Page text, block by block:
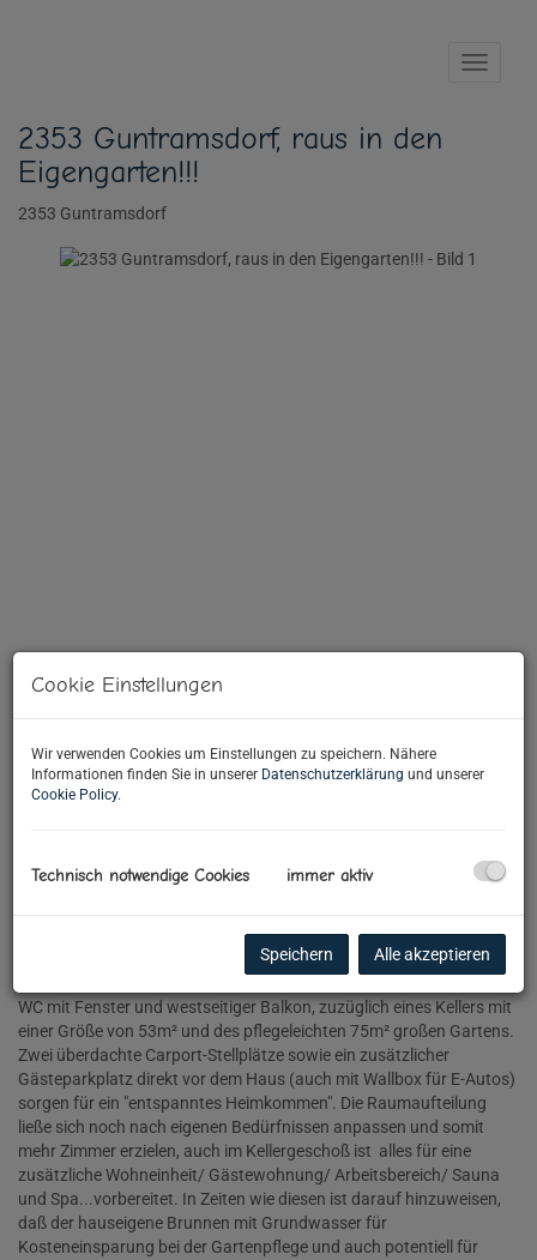
2353 Guntramsdorf, raus in den
Eigengarten!!!
2353 Guntramsdorf
Diese erst 2025 fertiggestellte Doppelhaushälfte befindet sich am
Ende einer Sackgasse nur wenige Gehminuten vom Ortszentrum
Guntramsdorf; das Haus bietet eine Wohnfläche von rund 96m² -
aufgeteilt in EG: Garderobe, Duschbad/ WC mit Fenster, Wohn-Eß-
WC mit Fenster und westseitiger Balkon, zuzüglich eines Kellers mit
einer Größe von 53m² und des pflegeleichten 75m² großen Gartens.
Zwei überdachte Carport-Stellplätze sowie ein zusätzlicher
Gästeparkplatz direkt vor dem Haus (auch mit Wallbox für E-Autos)
sorgen für ein "entspanntes Heimkommen". Die Raumaufteilung
ließe sich noch nach eigenen Bedürfnissen anpassen und somit
mehr Zimmer erzielen, auch im Kellergeschoß ist alles für eine
zusätzliche Wohneinheit/ Gästewohnung/ Arbeitsbereich/ Sauna
und Spa...vorbereitet. In Zeiten wie diesen ist darauf hinzuweisen,
daß der hauseigene Brunnen mit Grundwasser für
Kosteneinsparung bei der Gartenpflege und auch potentiell für
Cookie Einstellungen
Wir verwenden Cookies um Einstellungen zu speichern. Nähere
Informationen finden Sie in unserer Datenschutzerklärung und unserer
Cookie Policy.
Technisch notwendige Cookies immer aktiv
Speichern Alle akzeptieren